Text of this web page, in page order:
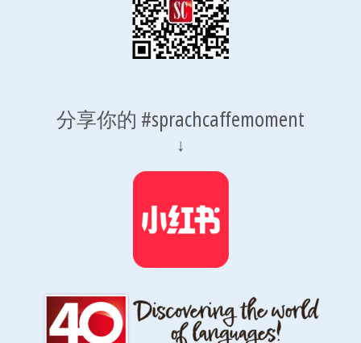
分享你的 #sprachcaffemoment
↓